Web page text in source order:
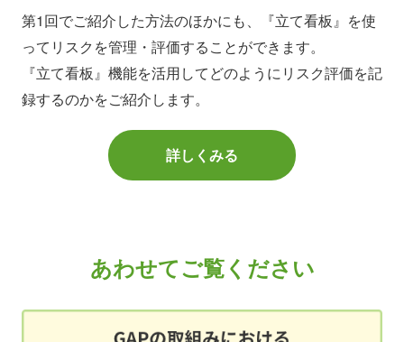
第1回でご紹介した方法のほかにも、『立て看板』を使
ってリスクを管理・評価することができます。
『立て看板』機能を活用してどのようにリスク評価を記
録するのかをご紹介します。
詳しくみる
あわせてご覧ください